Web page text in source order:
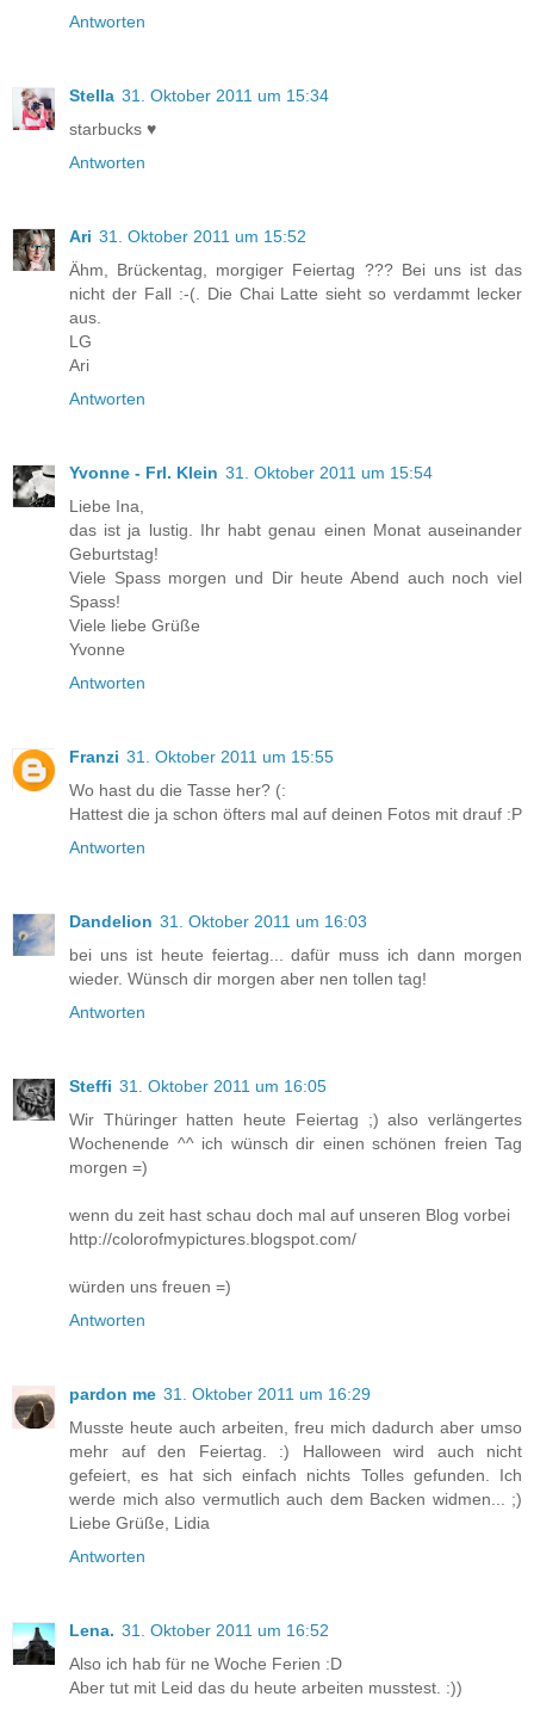
Antworten
Stella 31. Oktober 2011 um 15:34
starbucks ♥
Antworten
Ari 31. Oktober 2011 um 15:52
Ähm, Brückentag, morgiger Feiertag ??? Bei uns ist das
nicht der Fall :-(. Die Chai Latte sieht so verdammt lecker
aus.
LG
Ari
Antworten
Yvonne - Frl. Klein 31. Oktober 2011 um 15:54
Liebe Ina,
das ist ja lustig. Ihr habt genau einen Monat auseinander
Geburtstag!
Viele Spass morgen und Dir heute Abend auch noch viel
Spass!
Viele liebe Grüße
Yvonne
Antworten
Franzi 31. Oktober 2011 um 15:55
Wo hast du die Tasse her? (:
Hattest die ja schon öfters mal auf deinen Fotos mit drauf :P
Antworten
Dandelion 31. Oktober 2011 um 16:03
bei uns ist heute feiertag... dafür muss ich dann morgen
wieder. Wünsch dir morgen aber nen tollen tag!
Antworten
Steffi 31. Oktober 2011 um 16:05
Wir Thüringer hatten heute Feiertag ;) also verlängertes
Wochenende ^^ ich wünsch dir einen schönen freien Tag
morgen =)
wenn du zeit hast schau doch mal auf unseren Blog vorbei
http://colorofmypictures.blogspot.com/
würden uns freuen =)
Antworten
pardon me 31. Oktober 2011 um 16:29
Musste heute auch arbeiten, freu mich dadurch aber umso
mehr auf den Feiertag. :) Halloween wird auch nicht
gefeiert, es hat sich einfach nichts Tolles gefunden. Ich
werde mich also vermutlich auch dem Backen widmen... ;)
Liebe Grüße, Lidia
Antworten
Lena. 31. Oktober 2011 um 16:52
Also ich hab für ne Woche Ferien :D
Aber tut mit Leid das du heute arbeiten musstest. :))